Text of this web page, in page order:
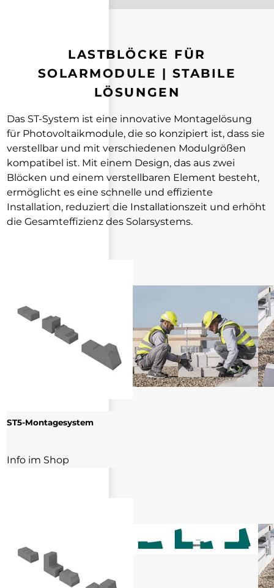
LASTBLÖCKE FÜR
SOLARMODULE | STABILE
LÖSUNGEN
Das ST-System ist eine innovative Montagelösung
für Photovoltaikmodule, die so konzipiert ist, dass sie
verstellbar und mit verschiedenen Modulgrößen
kompatibel ist. Mit einem Design, das aus zwei
Blöcken und einem verstellbaren Element besteht,
ermöglicht es eine schnelle und effiziente
Installation, reduziert die Installationszeit und erhöht
die Gesamteffizienz des Solarsystems.
ST5-Montagesystem
Info im Shop